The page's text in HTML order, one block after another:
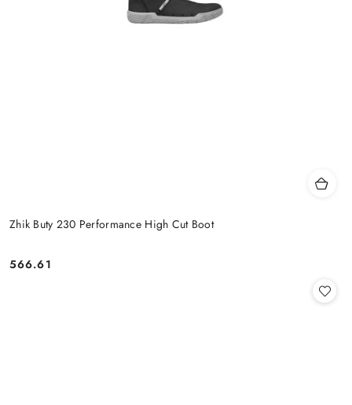
Zhik Buty 230 Performance High Cut Boot
Cena:
566.61